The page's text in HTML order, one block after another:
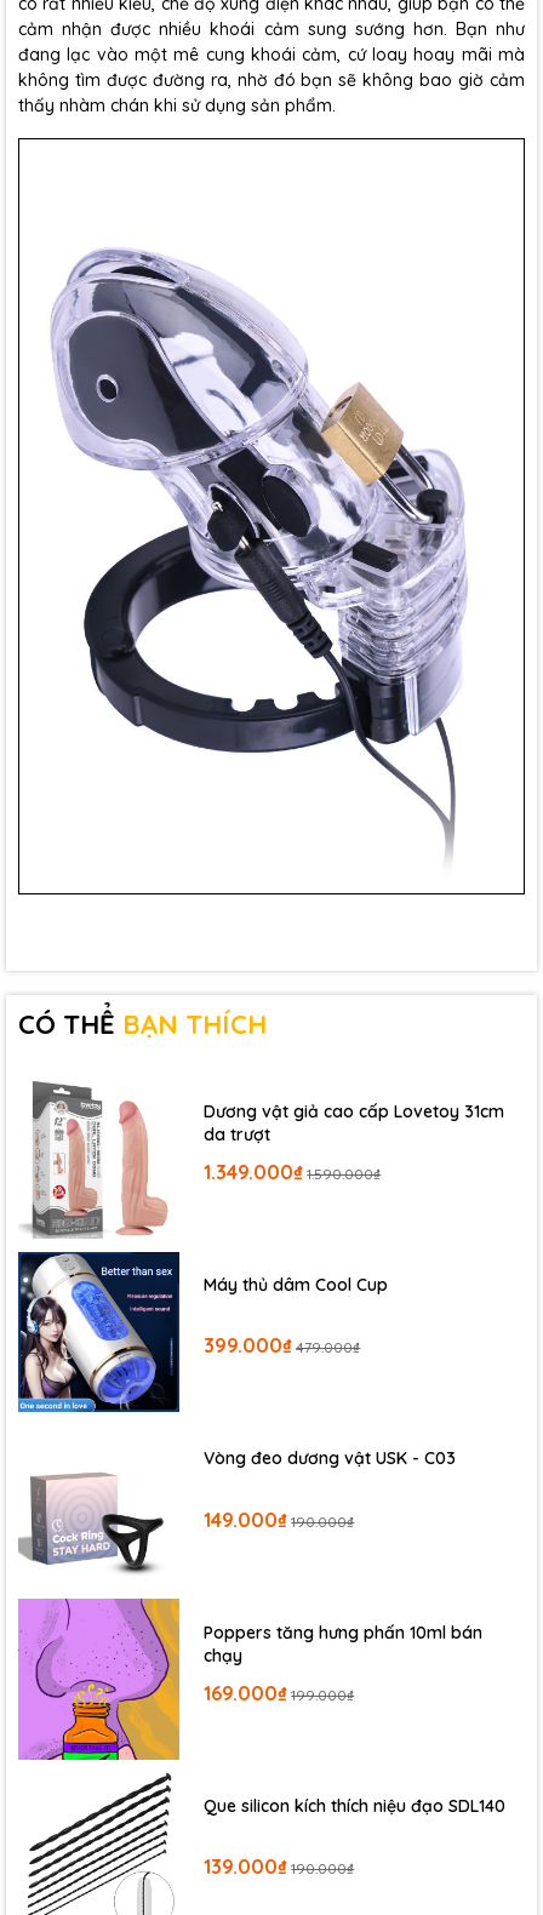
cảm nhận được nhiều khoái cảm sung sướng hơn. Bạn như
đang lạc vào một mê cung khoái cảm, cứ loay hoay mãi mà
không tìm được đường ra, nhờ đó bạn sẽ không bao giờ cảm
thấy nhàm chán khi sử dụng sản phẩm.
CÓ THỂ BẠN THÍCH
Dương vật giả cao cấp Lovetoy 31cm
da trượt
1.349.000₫ 1.590.000₫
Máy thủ dâm Cool Cup
399.000₫ 479.000₫
Vòng đeo dương vật USK - C03
149.000₫ 190.000₫
Poppers tăng hưng phấn 10ml bán
chạy
169.000₫ 199.000₫
Que silicon kích thích niệu đạo SDL140
139.000₫ 190.000₫